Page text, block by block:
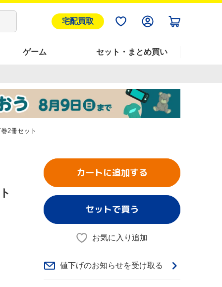
宅配買取
ゲーム セット・まとめ買い
2冊セット
カートに追加する
セットで買う
お気に入り追加
値下げのお知らせを受け取る